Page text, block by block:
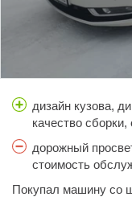
дизайн кузова,
качество
дорожный
стоимость
Покупал машину со